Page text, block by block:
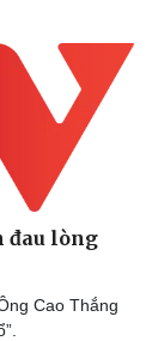
đau lòng
Cao Thắng